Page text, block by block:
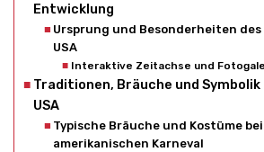
Entwicklung
Ursprung und Besonderheiten des
USA
Interaktive Zeitachse und
Traditionen, Bräuche und Symbolik
USA
Typische Bräuche und Kostüme
amerikanischen Karneval